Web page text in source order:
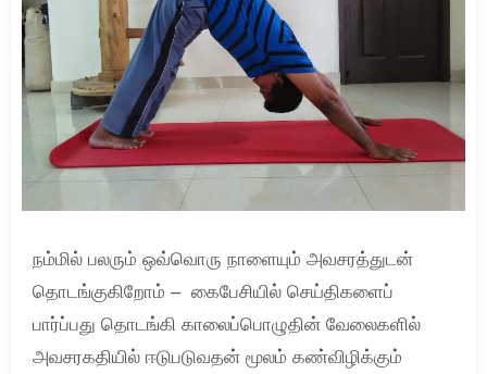
நம்மில் பலரும் ஒவ்வொரு நாளையும் அவசரத்துடன்
தொடங்குகிறோம் – கைபேசியில் செய்திகளைப்
பார்ப்பது தொடங்கி காலைப்பொழுதின் வேலைகளில்
அவசரகதியில் ஈடுபடுவதன் மூலம் கண்விழிக்கும்